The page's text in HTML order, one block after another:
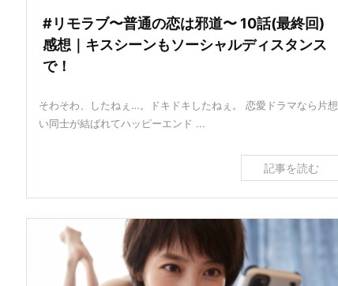
#リモラブ〜普通の恋は邪道〜 10話(最終回)
感想｜キスシーンもソーシャルディスタンス
で！
そわそわ、したねぇ…。ドキドキしたねぇ。 恋愛ドラマなら片想
い同士が結ばれてハッピーエンド ...
記事を読む